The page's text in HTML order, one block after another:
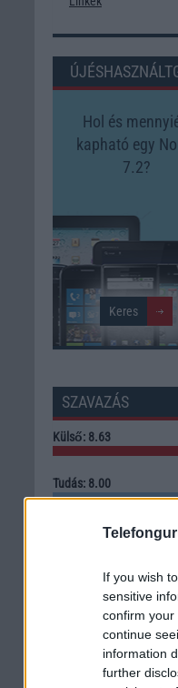
If you wish
sensitive
confirm your
continue
information
further
Hol és
kapható egy
7.2?
SZAVAZÁS
Külső: 8.63
Tudás: 8.00
Minőség: 8.44
Értékelés: 8.35 |
Szavazzon Ön is!